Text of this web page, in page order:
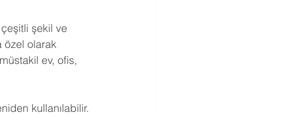
şekil ve
özel olarak
ev, ofis,
kullanılabilir.